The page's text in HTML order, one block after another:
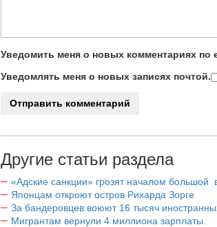
Уведомить меня о новых комментариях по
Уведомлять меня о новых записях почтой.
Другие статьи раздела
«Адские санкции» грозят началом большой
Японцам откроют остров Рихарда Зорге
За бандеровцев воюют 16 тысяч
Мигрантам вернули 4 миллиона зарплаты.